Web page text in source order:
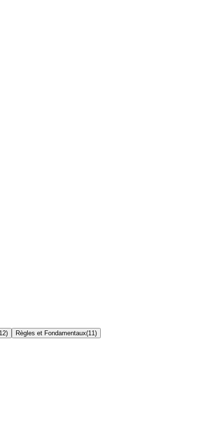
) Règles et Fondamentaux(11 )